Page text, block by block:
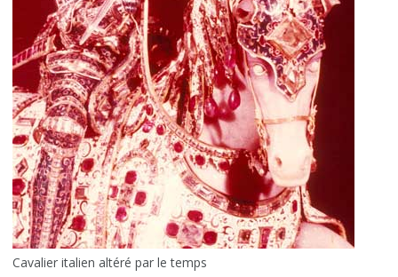
Cavalier italien altéré par le temps